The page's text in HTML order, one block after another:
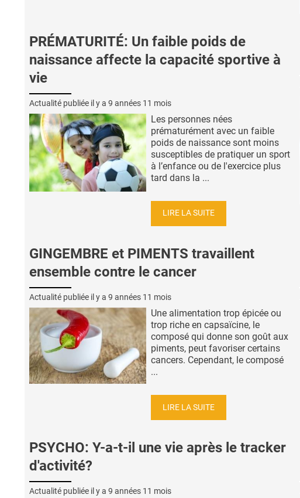
PRÉMATURITÉ: Un faible poids de
naissance affecte la capacité sportive à
vie
Actualité publiée il y a 9 années 11 mois
Les personnes nées
prématurément avec un faible
poids de naissance sont moins
susceptibles de pratiquer un sport
à l’enfance ou de l'exercice plus
tard dans la ...
LIRE LA SUITE
GINGEMBRE et PIMENTS travaillent
ensemble contre le cancer
Actualité publiée il y a 9 années 11 mois
Une alimentation trop épicée ou
trop riche en capsaïcine, le
composé qui donne son goût aux
piments, peut favoriser certains
cancers. Cependant, le composé
...
LIRE LA SUITE
PSYCHO: Y-a-t-il une vie après le tracker
d'activité?
Actualité publiée il y a 9 années 11 mois